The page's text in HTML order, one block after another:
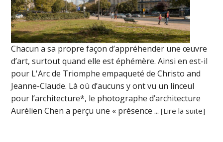
Chacun a sa propre façon d’appréhender une œuvre
d’art, surtout quand elle est éphémère. Ainsi en est-il
pour L'Arc de Triomphe empaqueté de Christo and
Jeanne-Claude. Là où d’aucuns y ont vu un linceul
pour l’architecture*, le photographe d’architecture
Aurélien Chen a perçu une « présence ...[Lire la suite]